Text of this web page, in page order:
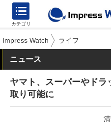
カテゴリ
Impress Watch ライフ
ニュース
ヤマト、スーパーやド
取り可能に